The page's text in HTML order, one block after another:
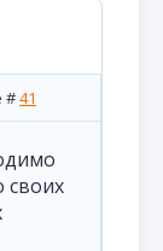
#41
своих